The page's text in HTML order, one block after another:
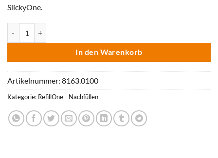
SlickyOne.
In den Warenkorb
Artikelnummer: 8163.0100
Kategorie: RefillOne - Nachfüllen